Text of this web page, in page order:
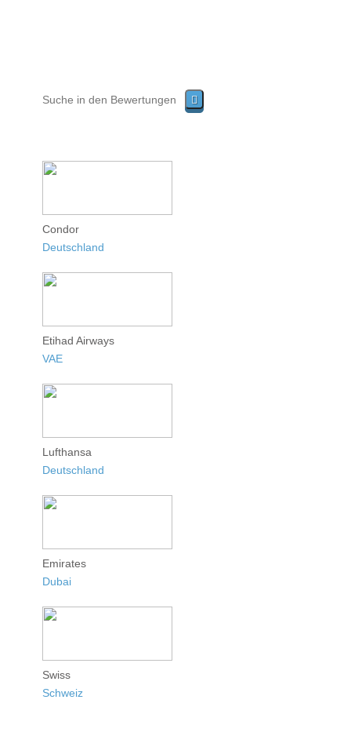
Condor
Deutschland
Etihad Airways
VAE
Lufthansa
Deutschland
Emirates
Dubai
Swiss
Schweiz